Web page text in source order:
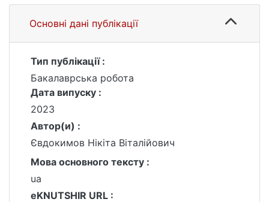
Основні дані публікації
Тип публікації :
Бакалаврська робота
Дата випуску :
2023
Автор(и) :
Євдокимов Нікіта Віталійович
Мова основного тексту :
ua
eKNUTSHIR URL :